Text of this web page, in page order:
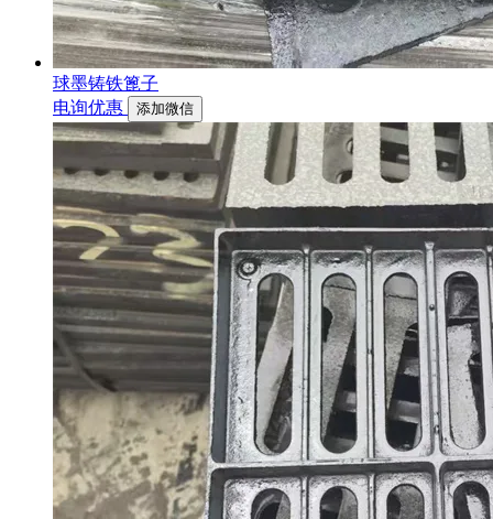
球墨铸铁篦子
电询优惠
添加微信